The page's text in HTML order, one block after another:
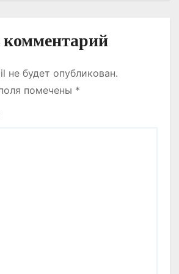
комментарий
не будет опубликован.
помечены *